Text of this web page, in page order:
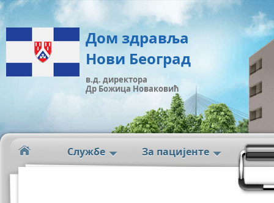
Дом здравља
Нови Београд
в.д. директора
Др Божица Новаковић
Службе За пацијенте